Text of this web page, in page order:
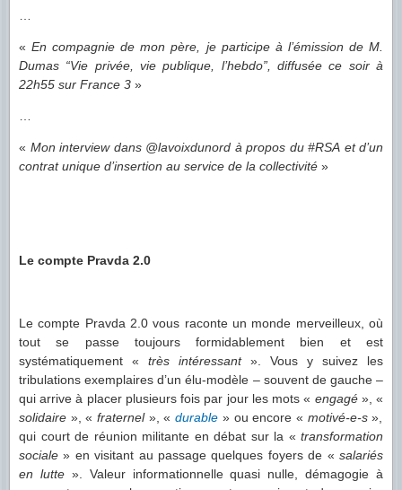
«En compagnie de mon père, je participe à l’émission de M.
Dumas “Vie privée, vie publique, l’hebdo”, diffusée ce soir à
22h55 sur France 3 »
« Mon interview dans @lavoixdunord à propos du #RSA et d’un
contrat unique d’insertion au service de la collectivité »
Le compte Pravda 2.0
Le compte Pravda 2.0 vous raconte un monde merveilleux, où
tout se passe toujours formidablement bien et est
systématiquement « très intéressant». Vous y suivez les
tribulations exemplaires d’un élu-modèle – souvent de gauche –
qui arrive à placer plusieurs fois par jour les mots « engagé », «
solidaire », « fraternel », « durable » ou encore « motivé-e-s»,
qui court de réunion militante en débat sur la « transformation
sociale » en visitant au passage quelques foyers de « salariés
en lutte». Valeur informationnelle quasi nulle, démagogie à